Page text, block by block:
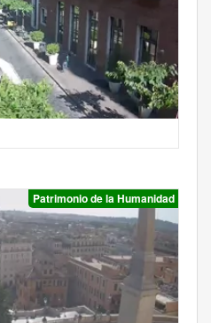
Patrimonio de la Humanidad